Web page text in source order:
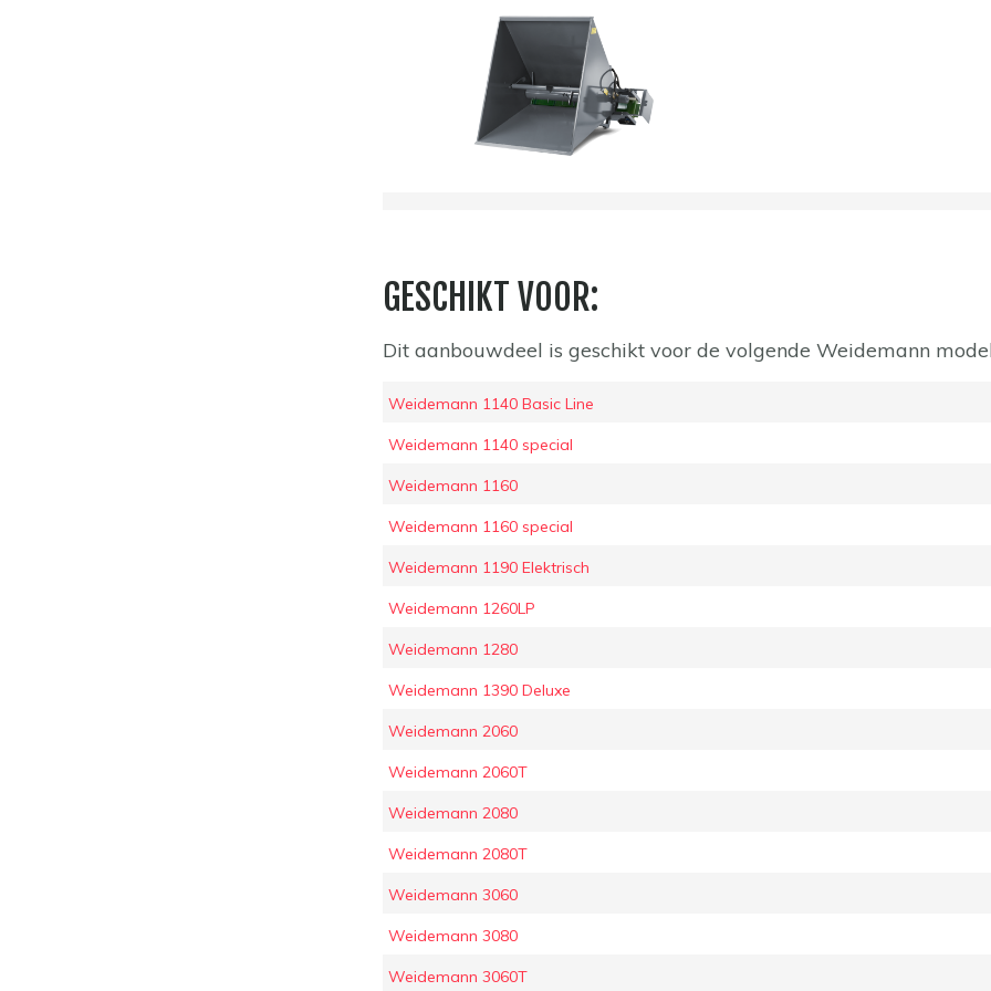
GESCHIKT VOOR:
Dit aanbouwdeel is geschikt voor de volgende Weidemann
Weidemann 1140 Basic Line
Weidemann 1140 special
Weidemann 1160
Weidemann 1160 special
Weidemann 1190 Elektrisch
Weidemann 1260LP
Weidemann 1280
Weidemann 1390 Deluxe
Weidemann 2060
Weidemann 2060T
Weidemann 2080
Weidemann 2080T
Weidemann 3060
Weidemann 3080
Weidemann 3060T